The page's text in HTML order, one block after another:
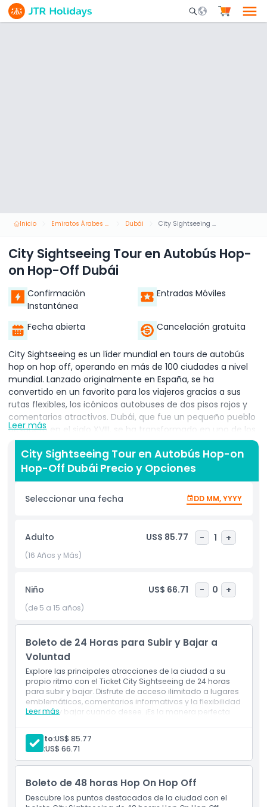
Mobile Search
Inicio Emiratos Árabes Unidos Dubái City Sightseeing Tour en Autobús Hop-on Hop-Off Dubái
City Sightseeing Tour en Autobús Hop-
on Hop-Off Dubái
Confirmación
Instantánea
Entradas Móviles
Fecha abierta Cancelación gratuita
City Sightseeing es un líder mundial en tours de autobús
hop on hop off, operando en más de 100 ciudades a nivel
mundial. Lanzado originalmente en España, se ha
convertido en un favorito para los viajeros gracias a sus
rutas flexibles, los icónicos autobuses de dos pisos rojos y
comentarios atractivos. Dubái, que fue un pequeño pueblo
pesquero en el siglo XVIII, se ha transformado en uno de los
destinos más futuristas y emocionantes del mundo. Con
City Sightseeing Dubái, puedes explorar la increíble mezcla
de maravillas modernas y rico patrimonio de la ciudad,
todo desde la comodidad de un autobús de techo abierto.
Comienza tu viaje en el enorme Dubai Mall, hogar de más
de mil tiendas y un impresionante acuario. A pocos pasos
A medida que continúa el tour, descubrirás el encanto del
Barrio Histórico de Al Fahidi, lleno de arquitectura tradicional,
museos y galerías. No te pierdas los vibrantes Zocos del Oro
festín sensorial. También pasarás por Madinat Jumeirah, un
lujoso resort con estilo de antigua ciudad árabe, y verás por
qué Dubái fue elegido para albergar la Expo 2020. Este tour
Aspectos Destacados
Inclusiones
Cosas a Saber
Leer más
City Sightseeing Tour en Autobús Hop-on
Hop-Off Dubái Precio y Opciones
Seleccionar una fecha DD MM, YYYY
Adulto US$ 85.77 - 1 +
(16 Años y Más)
Niño US$ 66.71 - 0 +
(de 5 a 15 años)
Boleto de 24 Horas para Subir y Bajar a
Voluntad
Explore las principales atracciones de la ciudad a su
propio ritmo con el Ticket City Sightseeing de 24 horas
para subir y bajar. Disfrute de acceso ilimitado a lugares
emblemáticos, comentarios informativos y la flexibilidad
de subir y bajar cuando desee. ¡Es la manera perfecta
Leer más
Incluye
Ticket de 48 horas para subir y bajar
Audífonos de un solo uso
Adulto:US$ 85.77
Niño:US$ 66.71
Boleto de 48 horas Hop On Hop Off
Descubre los puntos destacados de la ciudad con el